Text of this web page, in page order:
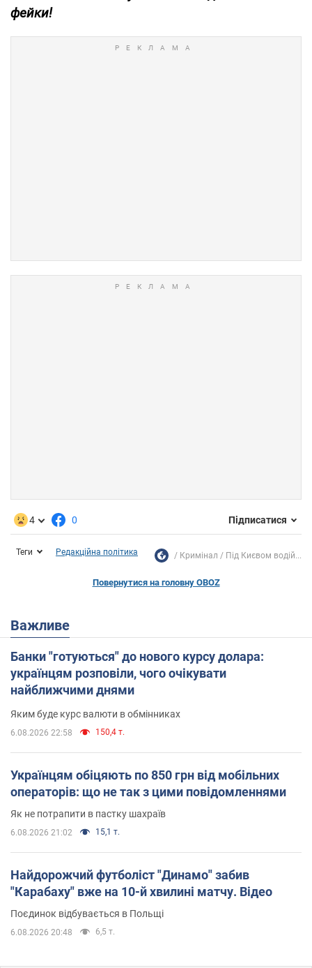
фейки!
4 0 Підписатися
Теги Редакційна політика Кримінал Під Києвом водій...
Повернутися на головну OBOZ
Важливе
Банки "готуються" до нового курсу долара:
українцям розповіли, чого очікувати
найближчими днями
Яким буде курс валюти в обмінниках
6.08.2026 22:58 150,4 т.
Українцям обіцяють по 850 грн від мобільних
операторів: що не так з цими повідомленнями
Як не потрапити в пастку шахраїв
6.08.2026 21:02 15,1 т.
Найдорожчий футболіст "Динамо" забив
"Карабаху" вже на 10-й хвилині матчу. Відео
Поєдинок відбувається в Польщі
6.08.2026 20:48 6,5 т.